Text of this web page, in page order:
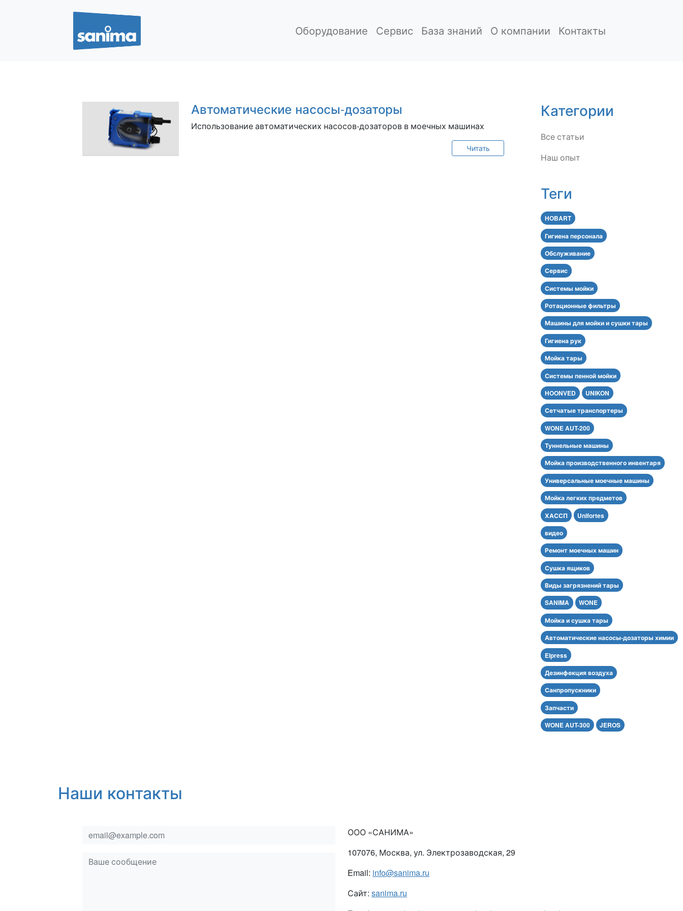
Оборудование Сервис База знаний О компании Контакты
Автоматические насосы-дозаторы
Использование автоматических насосов-дозаторов в моечных машинах
Читать
Категории
Все статьи
Наш опыт
Теги
HOBART
Гигиена персонала
Обслуживание
Сервис
Системы мойки
Ротационные фильтры
Машины для мойки и сушки тары
Гигиена рук
Мойка тары
Системы пенной мойки
HOONVED
UNIKON
Сетчатые транспортеры
WONE AUT-200
Туннельные машины
Мойка производственного инвентаря
Универсальные моечные машины
Мойка легких предметов
ХАССП
Unifortes
видео
Ремонт моечных машин
Сушка ящиков
Виды загрязнений тары
SANIMA
WONE
Мойка и сушка тары
Автоматические насосы-дозаторы химии
Elpress
Дезинфекция воздуха
Санпропускники
Запчасти
WONE AUT-300
JEROS
Наши контакты
email
msg
ООО «САНИМА»
107076, Москва, ул. Электрозаводская, 29
Email: info@sanima.ru
Сайт: sanima.ru